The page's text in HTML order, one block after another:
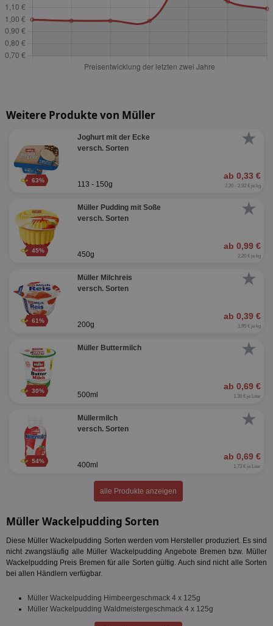
Weitere Produkte von Müller
★
63%
Joghurt mit der Ecke
versch. Sorten
ab 0,33 €
113 - 150g 2,20 - 2,92 € je kg
★
45%
Müller Pudding mit Soße
versch. Sorten
ab 0,99 €
450g 2,20 € je kg
★
61%
Müller Milchreis
versch. Sorten
ab 0,39 €
200g 1,95 € je kg
★
30%
Müller Buttermilch
ab 0,69 €
500ml 1,38 € je Liter
★
54%
Müllermilch
versch. Sorten
ab 0,69 €
400ml 1,73 € je Liter
alle Produkte anzeigen
Müller Wackelpudding Sorten
Diese Müller Wackelpudding Sorten werden vom Hersteller produziert. Es sind
nicht zwangsläufig alle Müller Wackelpudding Angebote Bremen bzw. Müller
Wackelpudding Preis Bremen für alle Sorten gültig. Auch sind nicht alle Sorten
bei allen Händlern verfügbar.
Müller Wackelpudding Himbeergeschmack 4 x 125g
Müller Wackelpudding Waldmeistergeschmack 4 x 125g